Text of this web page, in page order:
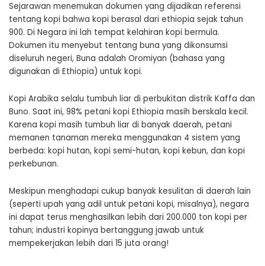
Sejarawan menemukan dokumen yang dijadikan referensi
tentang kopi bahwa kopi berasal dari ethiopia sejak tahun
900. Di Negara ini lah tempat kelahiran kopi bermula.
Dokumen itu menyebut tentang buna yang dikonsumsi
diseluruh negeri, Buna adalah Oromiyan (bahasa yang
digunakan di Ethiopia) untuk kopi.
Kopi Arabika selalu tumbuh liar di perbukitan distrik Kaffa dan
Buno. Saat ini, 98% petani kopi Ethiopia masih berskala kecil.
Karena kopi masih tumbuh liar di banyak daerah, petani
memanen tanaman mereka menggunakan 4 sistem yang
berbeda: kopi hutan, kopi semi-hutan, kopi kebun, dan kopi
perkebunan.
Meskipun menghadapi cukup banyak kesulitan di daerah lain
(seperti upah yang adil untuk petani kopi, misalnya), negara
ini dapat terus menghasilkan lebih dari 200.000 ton kopi per
tahun; industri kopinya bertanggung jawab untuk
mempekerjakan lebih dari 15 juta orang!